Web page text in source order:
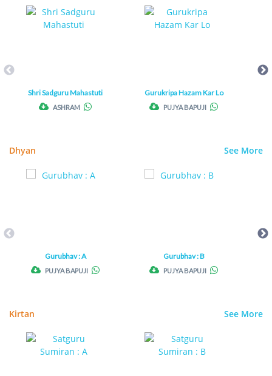
Shri Sadguru Mahastuti
ASHRAM
Gurukripa Hazam Kar Lo
PUJYA BAPUJI
Dhyan See More
Gurubhav : A
PUJYA BAPUJI
Gurubhav : B
PUJYA BAPUJI
Kirtan See More